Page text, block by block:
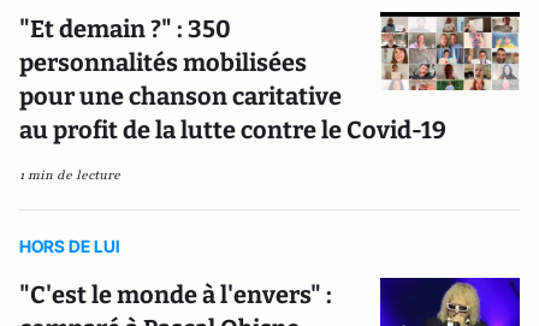
"Et demain ?" : 350
personnalités mobilisées
pour une chanson caritative
au profit de la lutte contre le Covid-19
1 min de lecture
HORS DE LUI
"C'est le monde à l'envers" :